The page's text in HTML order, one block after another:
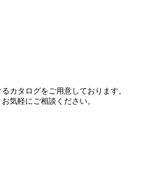
カタログをご用意しております。
気軽にご相談ください。